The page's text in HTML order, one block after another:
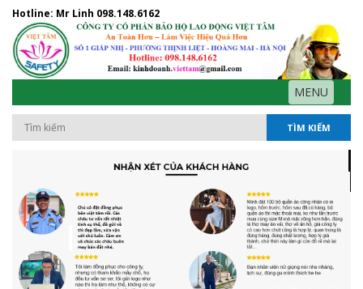
Hotline: Mr Linh 098.148.6162
MENU
TÌM KIẾM